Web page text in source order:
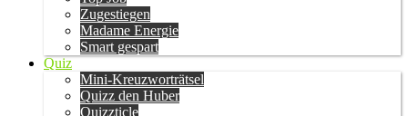
Zugestiegen
Madame Energie
Smart gespart
Quiz
Mini-Kreuzworträtsel
Quizz den Huber
Quizzticle